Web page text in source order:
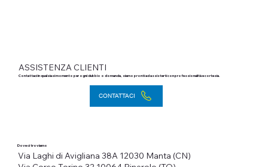
Contattaci in qualsiasi momento per ogni dubbio o domanda, siamo pronti ad assisterti con professionalità e cortesia.
CONTATTACI
ASSISTENZA CLIENTI
Dove ci troviamo
Via Laghi di Avigliana 38A 12030 Manta (CN)